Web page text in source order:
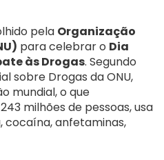
pela Organização
para celebrar o Dia
às Drogas. Segundo
sobre Drogas da ONU,
mundial, o que
milhões de pessoas, usa
cocaína, anfetaminas,